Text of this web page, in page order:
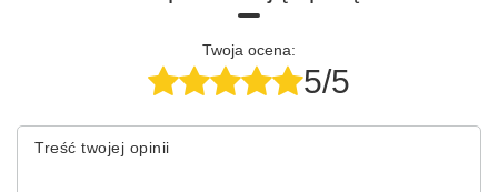
Twoja ocena:
5/5
Treść twojej opinii